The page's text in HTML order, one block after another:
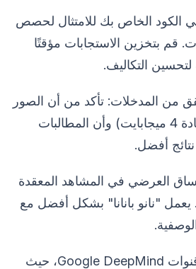
الكود الخاص بك للامتثال لحصص
قم بتخزين الاستجابات مؤقتًا
لتحسين التكاليف.
من المدخلات: تأكد من أن الصور
ضمن حدود الحجم (عادة 4 ميجابايت) وأن المطالبات
أفضل.
العرضي في المشاهد المعقدة
يعمل "نانو بانانا" بشكل أفضل مع
راقب التحديثات عبر قنوات Google DeepMind، حيث